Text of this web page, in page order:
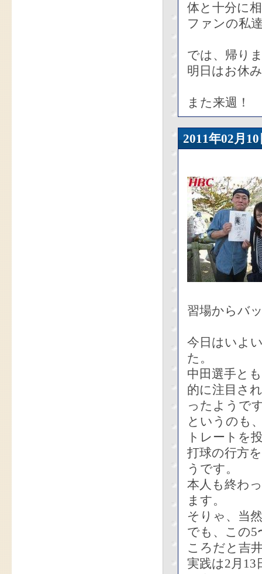
体と十分に
ファンの私
では、帰り
明日はお休
また来週！
2011年02
習場からバ
今日はいよ
た。
中田選手と
的に注目さ
ったようで
というのも
トレートを
打球の行方
うです。
本人も終わ
ます。
そりゃ、当
でも、この
ころだと吉
実践は2月13